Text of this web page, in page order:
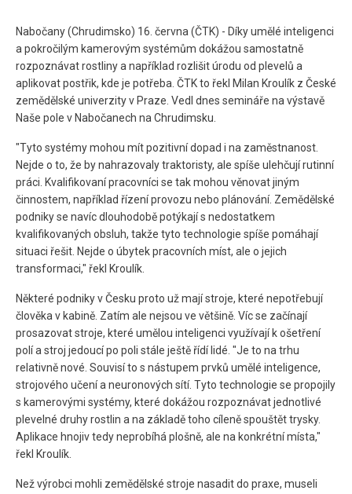
Nabočany (Chrudimsko) 16. června (ČTK) - Díky umělé inteligenci
a pokročilým kamerovým systémům dokážou samostatně
rozpoznávat rostliny a například rozlišit úrodu od plevelů a
aplikovat postřik, kde je potřeba. ČTK to řekl Milan Kroulík z České
zemědělské univerzity v Praze. Vedl dnes semináře na výstavě
Naše pole v Nabočanech na Chrudimsku.
"Tyto systémy mohou mít pozitivní dopad i na zaměstnanost.
Nejde o to, že by nahrazovaly traktoristy, ale spíše ulehčují rutinní
práci. Kvalifikovaní pracovníci se tak mohou věnovat jiným
činnostem, například řízení provozu nebo plánování. Zemědělské
podniky se navíc dlouhodobě potýkají s nedostatkem
kvalifikovaných obsluh, takže tyto technologie spíše pomáhají
situaci řešit. Nejde o úbytek pracovních míst, ale o jejich
transformaci," řekl Kroulík.
Některé podniky v Česku proto už mají stroje, které nepotřebují
člověka v kabině. Zatím ale nejsou ve většině. Víc se začínají
prosazovat stroje, které umělou inteligenci využívají k ošetření
polí a stroj jedoucí po poli stále ještě řídí lidé. "Je to na trhu
relativně nové. Souvisí to s nástupem prvků umělé inteligence,
strojového učení a neuronových sítí. Tyto technologie se propojily
s kamerovými systémy, které dokážou rozpoznávat jednotlivé
plevelné druhy rostlin a na základě toho cíleně spouštět trysky.
Aplikace hnojiv tedy neprobíhá plošně, ale na konkrétní místa,"
řekl Kroulík.
Než výrobci mohli zemědělské stroje nasadit do praxe, museli